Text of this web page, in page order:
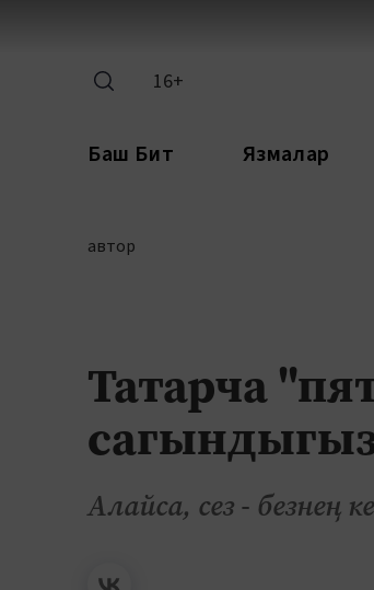
16+
Баш Бит Язмалар
автор
Татарча
Алайса, сез - безнең